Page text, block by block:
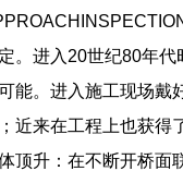
。进入20世纪80年代
能。进入施工现场戴
近来在工程上也获得
顶升：在不断开桥面